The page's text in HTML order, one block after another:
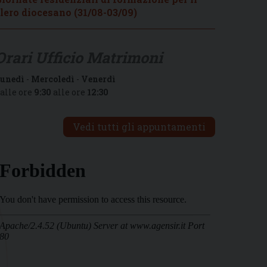
diocesano (31/08-03/09)
- Mercoledì - Venerdì
ore 9:30 alle ore 12:30
Vedi tutti gli appuntamenti